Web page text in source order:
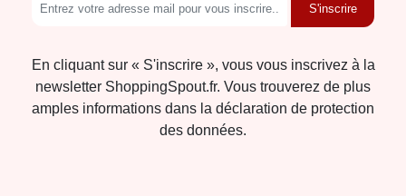
S'inscrire
En cliquant sur « S'inscrire », vous vous inscrivez à la
newsletter ShoppingSpout.fr. Vous trouverez de plus
amples informations dans la déclaration de protection
des données.